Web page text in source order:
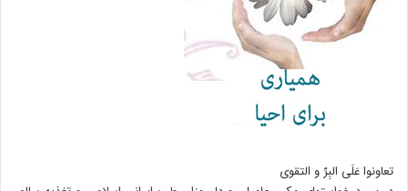
تعاونوا عَلَی البِرِّ و التقوی